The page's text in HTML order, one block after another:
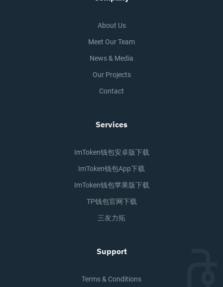
About Us
Meet Our Team
News & Media
Our Projects
Contact
Services
ImToken钱包安卓版下载
ImToken钱包app下载
ImToken钱包苹果版下载
TP钱包官网下载
三友力拓
Support
Terms & Conditions